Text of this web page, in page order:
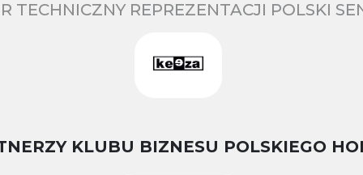
TECHNICZNY REPREZENTACJI POLSKI
KLUBU BIZNESU POLSKIEGO